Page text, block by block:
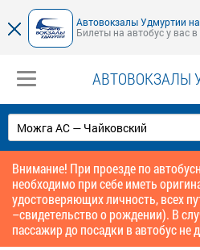
Автовокзалы Удмуртии на
Билеты на автобус у вас
АВТОВОКЗАЛЫ
Внимание! При проезде по
необходимо при себе иметь
удостоверяющих личность, всех
–свидетельство о рождении). В
пассажир до посадки в автобус не